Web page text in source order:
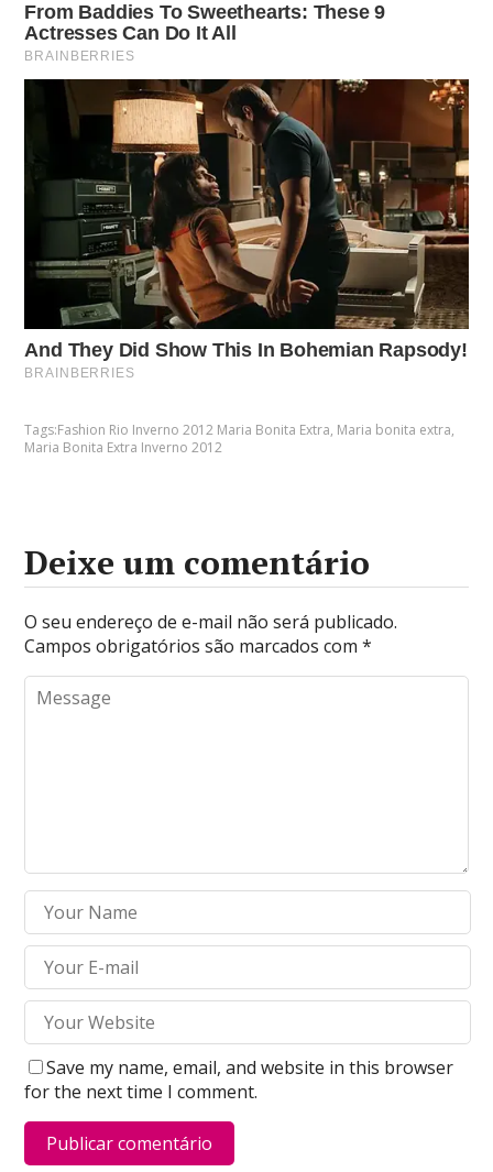
Tags:Fashion Rio Inverno 2012 Maria Bonita Extra, Maria bonita extra,
Maria Bonita Extra Inverno 2012
Deixe um comentário
O seu endereço de e-mail não será publicado.
Campos obrigatórios são marcados com*
Save my name, email, and website in this browser
for the next time I comment.